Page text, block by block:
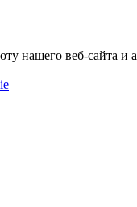
нашего веб-сайта и